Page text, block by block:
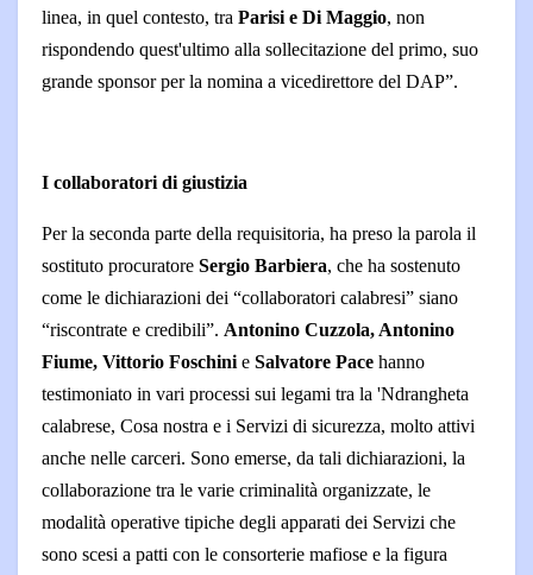
linea, in quel contesto, tra Parisi e Di Maggio, non
rispondendo quest'ultimo alla sollecitazione del primo, suo
grande sponsor per la nomina a vicedirettore del DAP”.
I collaboratori di giustizia
Per la seconda parte della requisitoria, ha preso la parola il
sostituto procuratore Sergio Barbiera, che ha sostenuto
come le dichiarazioni dei “collaboratori calabresi” siano
“riscontrate e credibili”. Antonino Cuzzola, Antonino
Fiume, Vittorio Foschini e Salvatore Pace hanno
testimoniato in vari processi sui legami tra la 'Ndrangheta
calabrese, Cosa nostra e i Servizi di sicurezza, molto attivi
anche nelle carceri. Sono emerse, da tali dichiarazioni, la
collaborazione tra le varie criminalità organizzate, le
modalità operative tipiche degli apparati dei Servizi che
sono scesi a patti con le consorterie mafiose e la figura